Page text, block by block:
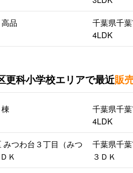
品
千葉県千
4LDK
更科小学校エリアで最近販
千葉県千
4LDK
みつわ台３丁目（みつ
Ｋ
千葉県千
３ＤＫ